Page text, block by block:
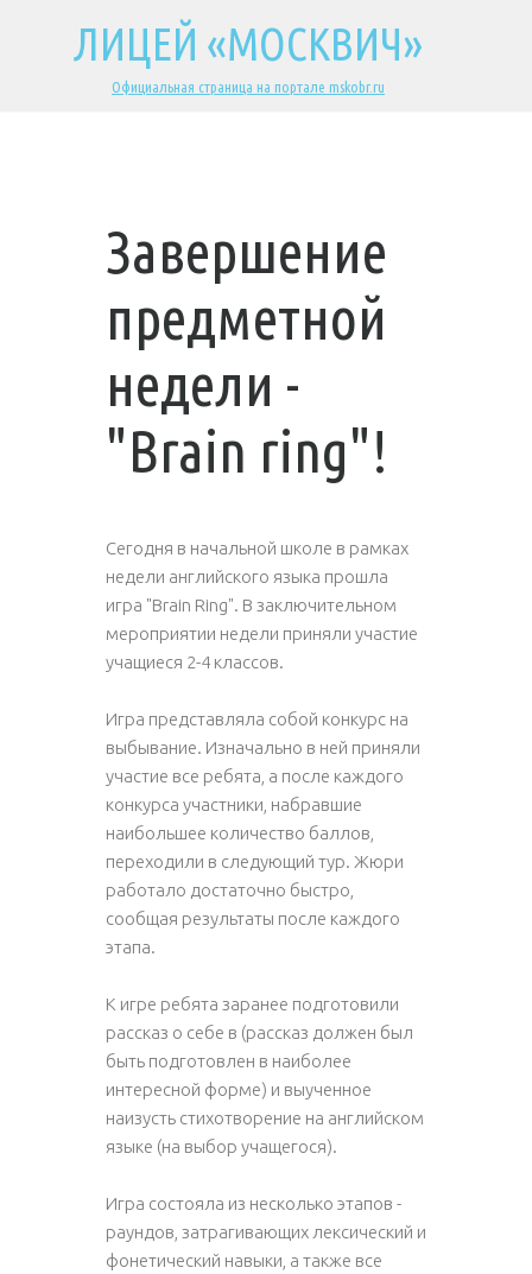
ЛИЦЕЙ «МОСКВИЧ»
Официальная страница на портале mskobr.ru
Завершение
предметной
недели -
"Brain ring"!
Сегодня в начальной школе в рамках
недели английского языка прошла
игра "Brain Ring". В заключительном
мероприятии недели приняли участие
учащиеся 2-4 классов.
Игра представляла собой конкурс на
выбывание. Изначально в ней приняли
участие все ребята, а после каждого
конкурса участники, набравшие
наибольшее количество баллов,
переходили в следующий тур. Жюри
работало достаточно быстро,
сообщая результаты после каждого
этапа.
К игре ребята заранее подготовили
рассказ о себе в (рассказ должен был
быть подготовлен в наиболее
интересной форме) и выученное
наизусть стихотворение на английском
языке (на выбор учащегося).
Игра состояла из несколько этапов -
раундов, затрагивающих лексический и
фонетический навыки, а также все